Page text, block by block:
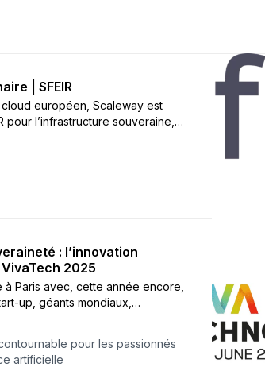
| SFEIR
européen, Scaleway est
pour l’infrastructure souveraine,
Kubernetes.
: l’innovation
2025
à Paris avec, cette année encore,
up, géants mondiaux,
politiques débattent
numérique et des grands
de demain. pour les passionnés
artificielle